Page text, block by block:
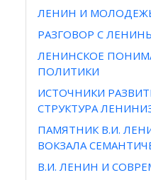
ЛЕНИН И
РАЗГОВОР С
ЛЕНИНСКОЕ
ПОЛИТИКИ
ИСТОЧНИКИ
СТРУКТУРА
ПАМЯТНИК В.И.
ВОКЗАЛА
В.И. ЛЕНИН И